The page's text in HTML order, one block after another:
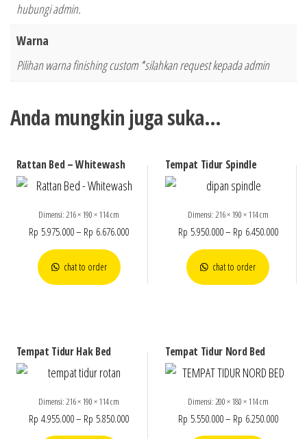
hubungi admin.
Warna
Pilihan warna finishing custom *silahkan request kepada admin
Anda mungkin juga suka…
Rattan Bed – Whitewash
Dimensi: 216 × 190 × 114 cm
Rp 5.975.000– Rp 6.676.000
chat to order
Tempat Tidur Spindle
Dimensi: 216 × 190 × 114 cm
Rp 5.950.000– Rp 6.450.000
chat to order
Tempat Tidur Hak Bed
Dimensi: 216 × 190 × 114 cm
Rp 4.955.000– Rp 5.850.000
Tempat Tidur Nord Bed
Dimensi: 200 × 180 × 114 cm
Rp 5.550.000– Rp 6.250.000